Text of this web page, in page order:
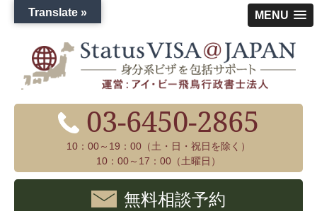
MENU
03-6450-2865
10：00～19：00（土・日・祝日を除く）
10：00～17：00（土曜日）
無料相談予約
Translate »